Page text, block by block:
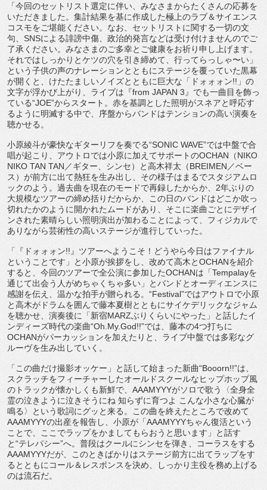
「今回のセットリスト選定に伴い、 みなさまからたくさんの応募を
いただきました。 集計結果を基に作成した極上のラブ＆サイエンス
コスモをご堪能ください。なお、 セットリストに関する一切の文
句、 SNSによる誹謗中傷、 政治的発言などは受け付けませんのでご
了承ください。 みなさまのご多幸とご健康をお祈り申し上げます。
それではしっかりとケツの穴を引き締めて、行ってらっしゃ〜い」
という子供の声のナレーションとともにステージを覆っていた黒幕
が開くと、けたたましいノイズとともに巨大な「ドォォォン!! 」 の
文字が浮かび上がり、ライブは『from JAPAN 3 』でも一曲目を飾っ
ている“JOE”からスタート。 赤を基調とした照明がスネアと呼応す
るように明滅する中で、 序盤からバンドはテンションの高い演奏を
聴かせる。
小原綾斗が豪快なギターリフを奏でる“SONIC WAVE”では中盤で合
唱が起こり、 アウトロでは小原に加えてサポートのOCHAN （NIKO
NIKO TAN TAN ／ギター、シンセ）と高木祥太（BREIMEN ／ベー
ス） が前方に出て熱狂を生み出し、 その様子はまるでスタジアムロ
ックのよう。 過去曲を現在のモードで再録したからか、 2年ぶりの
大規模なツアーの締め括りだからか、
この日のバンドはどこか吹っ
切れたかのように開かれたムードがあ り、 そこに楽曲ごとにデザイ
ンされた素晴らしい照明演出が加わること によって、 フィジカルで
ありながら芸術性の高いステージが進行していった。
「『ドォォォン!! 』ツアーへようこそ！ どうやら今日はファイナル
ということです」と小原が挨拶をし、 改めて高木とOCHANを紹介
すると、 今回のツアーで全公演に参加したOCHANは「Tempalayを
通じて出会う人がめちゃくちゃ多い」
とバンドとオーディエンスに
感謝を伝え、温かな拍手が贈られる。 “Festival”ではアウトロで小原
と高木がドラムを囲んで藤本夏樹とともにサイケデリックなジャム
を聴かせ、演奏後に「新宿MARZぶりくらいにやった」
と話したイ
ンディーズ時代の楽曲“Oh.My.God!!”では 、藤本の4つ打ちに
OCHANがパーカッションを加えたりと、 ライブ中盤では多彩なグ
ルーヴを生み出していく。
「この曲だけ撮影オッケー」と話して始まった新曲“Booorn!!”は、
スクラッチをフィーチャーしたオールドスクールなヒップホップ風
のトラックが懐かしくも新鮮で、 AAAMYYYがソロで歌う〈全身全
霊の泣きように泣きそうにね 知らずに育つよ こんな小さな心臓が
鳴る〉という歌詞にグッと来る。
この曲を終えたところで改めて
AAAMYYYの出産を報告し、 小原が「AAAMYYYちゃん復活という
ことで、
ここでラップをかましてもらおうと思います」と話す
と“テレパシー”へ。普段はクールにシンセを弾き、コーラスをする
AAAMYYYだが、
このときばかりはステージ前方に出てラップをす
るとともにコール＆レスポンスを決め、しっかり主役を務め上げる
のは流石だ。